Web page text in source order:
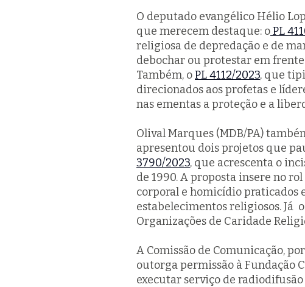
O deputado evangélico Hélio
que merecem destaque: oPL
religiosa de depredação e de
debochar ou protestar em
Também, oPL 4112/2023, que
direcionados aos profetas e
nas ementas a proteção e a
Olival Marques (MDB/PA)
apresentou dois projetos que
3790/2023, que acrescenta o
de 1990. A proposta insere no
corporal e homicídio praticados
estabelecimentos religiosos. Já o
Organizações de Caridade
A Comissão de Comunicação,
outorga permissão à Fundação
executar serviço de